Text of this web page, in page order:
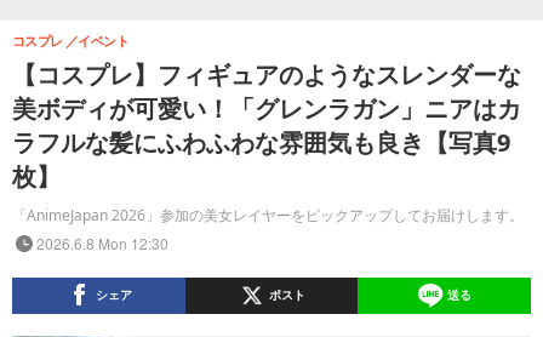
【コスプレ】フィギュアのようなスレンダーな
美ボディが可愛い！「グレンラガン」ニアはカ
ラフルな髪にふわふわな雰囲気も良き【写真9
枚】
「AnimeJapan 2026」参加の美女レイヤーをピックアップしてお届けします。
コスプレ イベント
2026.6.8 Mon 12:30
シェア ポスト 送る